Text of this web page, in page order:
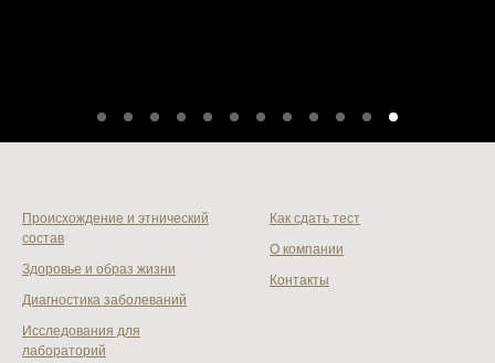
Происхождение и этнический
состав
Здоровье и образ жизни
Диагностика заболеваний
Исследования для
лабораторий
Как сдать тест
О компании
Контакты